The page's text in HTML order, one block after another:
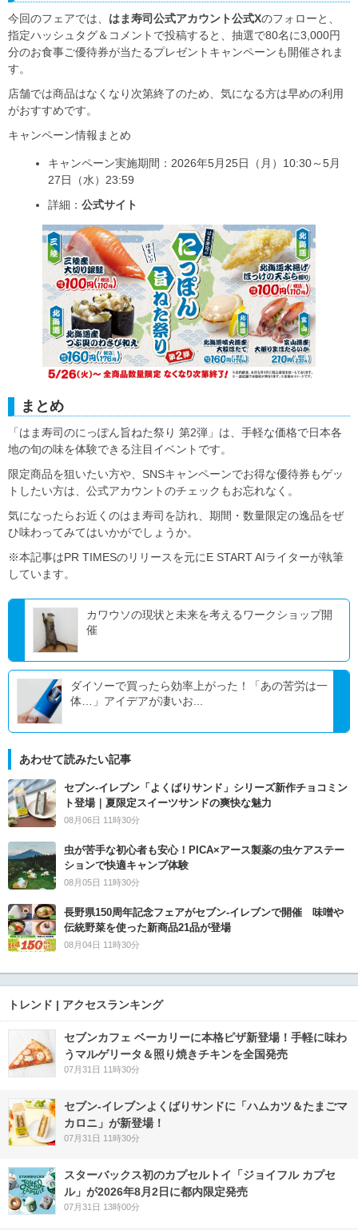
今回のフェアでは、 はま寿司公式アカウント公式Xのフォローと、
指定ハッシュタグ＆コメントで投稿すると、抽選で80名に3,000円
分のお食事ご優待券が当たるプレゼントキャンペーンも開催されま
す。
店舗では商品はなくなり次第終了のため、気になる方は早めの利用
がおすすめです。
キャンペーン情報まとめ
キャンペーン実施期間：2026年5月25日（月）10:30～5月
27日（水）23:59
詳細： 公式サイト
まとめ
「はま寿司のにっぽん旨ねた祭り 第2弾」は、手軽な価格で日本各
地の旬の味を体験できる注目イベントです。
限定商品を狙いたい方や、SNSキャンペーンでお得な優待券もゲッ
トしたい方は、公式アカウントのチェックもお忘れなく。
気になったらお近くのはま寿司を訪れ、期間・数量限定の逸品をぜ
ひ味わってみてはいかがでしょうか。
※本記事はPR TIMESのリリースを元にE START AIライターが執筆
しています。
カワウソの現状と未来を考えるワークショップ開
催
ダイソーで買ったら効率上がった！「あの苦労は一
体…」アイデアが凄いお...
あわせて読みたい記事
セブン‐イレブン「よくばりサンド」シリーズ新作チョコミン
ト登場｜夏限定スイーツサンドの爽快な魅力
08月06日 11時30分
虫が苦手な初心者も安心！PICA×アース製薬の虫ケアステー
ションで快適キャンプ体験
08月05日 11時30分
長野県150周年記念フェアがセブン-イレブンで開催 味噌や
伝統野菜を使った新商品21品が登場
08月04日 11時30分
トレンド | アクセスランキング
セブンカフェ ベーカリーに本格ピザ新登場！手軽に味わ
うマルゲリータ＆照り焼きチキンを全国発売
07月31日 11時30分
セブン‐イレブンよくばりサンドに「ハムカツ＆たまごマ
カロニ」が新登場！
07月31日 11時30分
スターバックス初のカプセルトイ「ジョイフル カプセ
ル」が2026年8月2日に都内限定発売
07月31日 13時00分